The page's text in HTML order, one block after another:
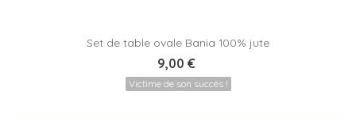
Set de table ovale Bania 100% jute
9,00 €
Victime de son succès !